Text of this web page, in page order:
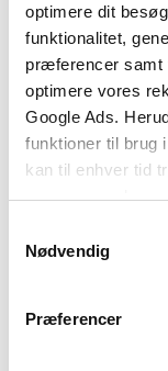
optimere dit
funktionalitet,
præferencer samt
optimere vores
Google Ads.
funktioner til brug
kan til enhver tid
være opmærksom
tilbagetrækker et
Nødvendig
Præferencer
Endelig er der
Stålnormens
illustreret med